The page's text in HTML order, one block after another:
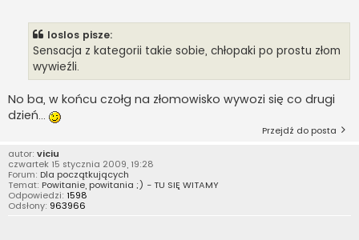
loslos pisze:
Sensacja z kategorii takie sobie, chłopaki po prostu złom
wywieźli.
No ba, w końcu czołg na złomowisko wywozi się co drugi
dzień...
Przejdź do posta
autor: viciu
czwartek 15 stycznia 2009, 19:28
Forum: Dla początkujących
Temat: Powitanie, powitania ;) - TU SIĘ WITAMY
Odpowiedzi: 1598
Odsłony: 963966